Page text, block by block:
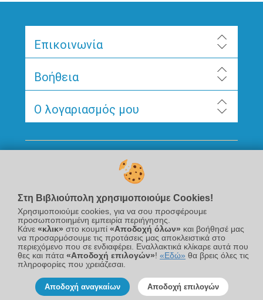
Επικοινωνία
Βοήθεια
Ο λογαριασμός μου
Ακολουθήστε μας
Newsletter
Στη Βιβλιούπολη χρησιμοποιούμε Cookies!
Χρησιμοποιούμε cookies, για να σου προσφέρουμε
προσωποποιημένη εμπειρία περιήγησης.
Κάνε «κλικ» στο κουμπί «Αποδοχή όλων» και βοήθησέ μας
να προσαρμόσουμε τις προτάσεις μας αποκλειστικά στο
περιεχόμενο που σε ενδιαφέρει. Εναλλακτικά κλίκαρε αυτά που
θες και πάτα «Αποδοχή επιλογών»! «Εδώ» θα βρεις όλες τις
πληροφορίες που χρειάζεσαι.
Αποδοχή αναγκαίων Αποδοχή επιλογών